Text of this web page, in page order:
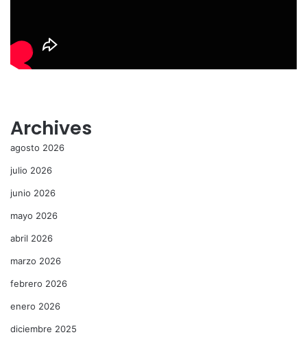
Archives
agosto 2026
julio 2026
junio 2026
mayo 2026
abril 2026
marzo 2026
febrero 2026
enero 2026
diciembre 2025